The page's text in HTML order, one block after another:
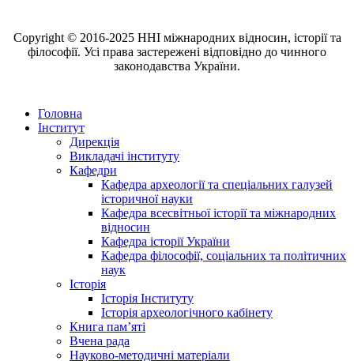
Copyright © 2016-2025 ННІ міжнародних відносин, історії та
філософії. Усі права застережені відповідно до чинного
законодавства України.
Головна
Інститут
Дирекція
Викладачі інституту
Кафедри
Кафедра археології та спеціальних галузей
історичної науки
Кафедра всесвітньої історії та міжнародних
відносин
Кафедра історії України
Кафедра філософії, соціальних та політичних
наук
Історія
Історія Інституту
Історія археологічного кабінету
Книга памʼяті
Вчена рада
Науково-методичні матеріали